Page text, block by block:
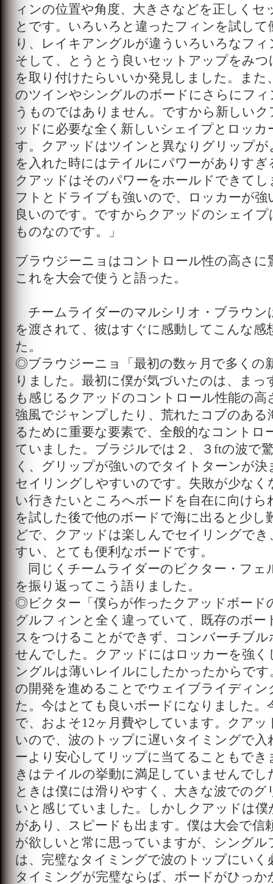
ィンの位置や角度、大きさなどを正しくセ
とです。いろいろと違ったフィンを試し
り、レイキアングルが違ういろいろなフ
そして、とうとう良いセットアップをみ
を取り付けたらいいか発見しました。また
のツインやシングルのボードにさらにフ
うものではありません。ですから新しい
ッドに必要な全く新しいシェイプとロッカ
す。クアッドはツインと異なりグリップ
を入れた時にはテイルにパワーがありす
クアッドはそのパワーをホールドできて
フトとドライブも強いので、ロッカーが
良いのです。ですからクアッドのシェイ
ものなのです。」
ブラウジーニョはコントロール性の高さに
これを大会で使うと語った。
チームライダーのマルシリオ・ブラウン
を渡されて、彼はすぐに感動してこんな感
た。
◎ブラウジーニョ「最初の数ヶ月で多くの
りました。最初に僕が気づいたのは、まっ
も感じるクアッドのコントロール性能の
強風でジャンプしたり、荒れたコブのある
るために重要な要素で、全般的なコントロ
ていました。ブラジルでは２、３ftの波で
く、グリップが強いのでタイトターンが
セイリングしやすいのです。失敗が少なく
い行きたいところへボードを自在に向けら
を試した後で他のボードで海に出ると少し
どで、クアッドは楽しんでセイリングで
すい、とても便利なボードです。
同じくチームライダーのビクター・フェ
を振り返ってこう語りました。
◎ビクター「僕らが作ったクアッドボード
グルフィンと全く違っていて、既存のボー
スをつけることができず、コンバーチブ
せんでした。クアッドにはロッカーを強
ングルは薄いレイルにしたかったからで
の開発を進めることでウェイブライディン
た。今はとても良いボードになりました。
で、およそ12ヶ月費やしています。クア
いので、波のトップに遅いタイミングで入
ーより安心してリップに当てることもで
きはテイルの挙動に満足していませんでし
ときは僕には滑りやすく、大きな波でのグ
いと感じていました。しかしクアッドは
があり、スピードも出ます。僕は大会で信
が欲しいと常に思っていますが、シングル
は、完璧なタイミングで波のトップにいく
タイミングが完璧ならば、ボードがひっ